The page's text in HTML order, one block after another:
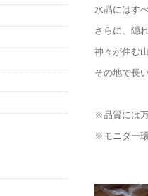
水晶にはす
さらに、隠
神々が住む
その地で長
※品質には
※モニター